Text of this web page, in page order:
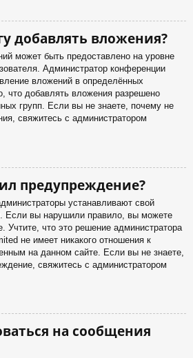
добавлять вложения?
может быть предоставлено на уровне
Администратор конференции
вложений в определённых
что добавлять вложения разрешено
групп. Если вы не знаете, почему не
свяжитесь с администратором
предупреждение?
устанавливают свой
Если вы нарушили правило, вы можете
Учтите, что это решение администратора
не имеет никакого отношения к
на данном сайте. Если вы не знаете,
свяжитесь с администратором
на сообщения